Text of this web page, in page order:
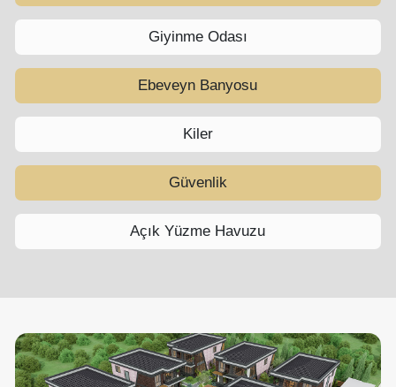
Giyinme Odası
Ebeveyn Banyosu
Kiler
Güvenlik
Açık Yüzme Havuzu